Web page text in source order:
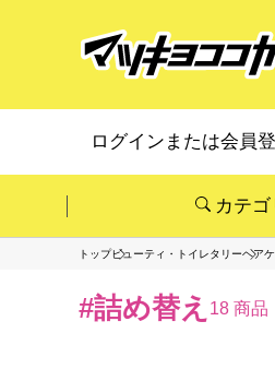
ログインまたは会員
カテ
トップビューティ・トイレタリーヘア
#詰め替え 18 商品